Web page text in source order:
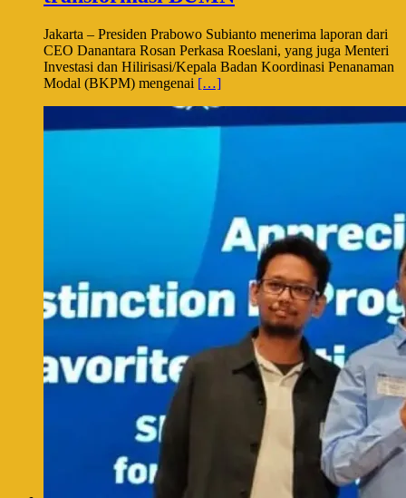
Jakarta – Presiden Prabowo Subianto menerima laporan dari
CEO Danantara Rosan Perkasa Roeslani, yang juga Menteri
Investasi dan Hilirisasi/Kepala Badan Koordinasi Penanaman
Modal (BKPM) mengenai […]